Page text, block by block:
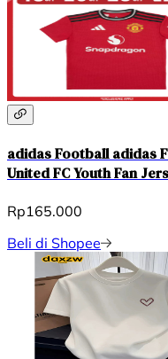
adidas Football adidas
United FC Youth Fan
Rp165.000
Beli di Shopee